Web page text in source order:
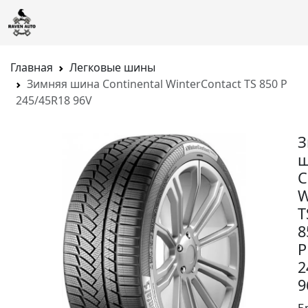
Главная
Легковые шины
Зимняя шина Continental WinterContact TS 850 P
245/45R18 96V
P